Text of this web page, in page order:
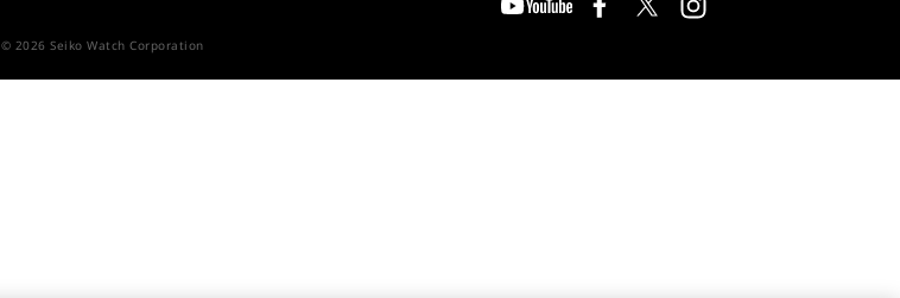
© 2026 Seiko Watch Corporation